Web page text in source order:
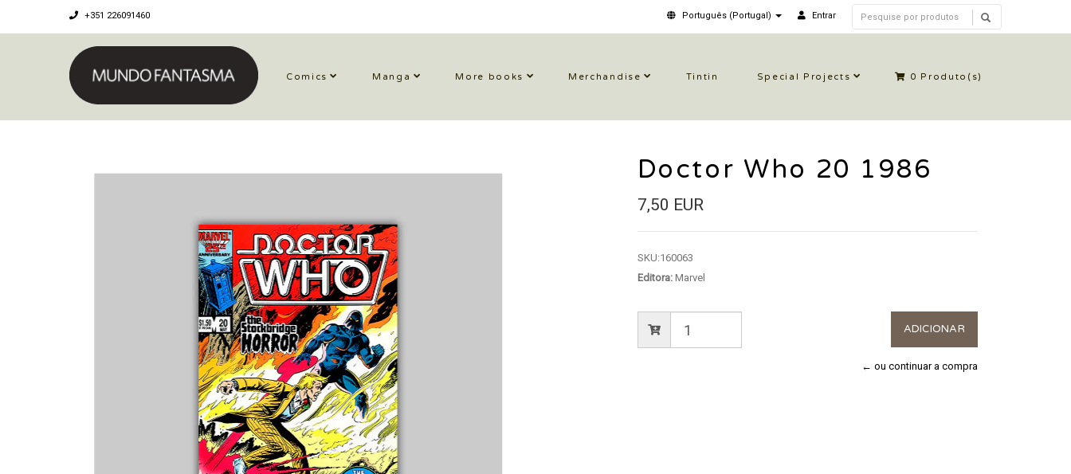
+351 226091460 Português (Portugal) Entrar
Comics Manga More books Merchandise Tintin Special Projects 0 Produto(s)
Doctor Who 20 1986
7,50 EUR
SKU:160063
Editora:Marvel
← ou continuar a compra